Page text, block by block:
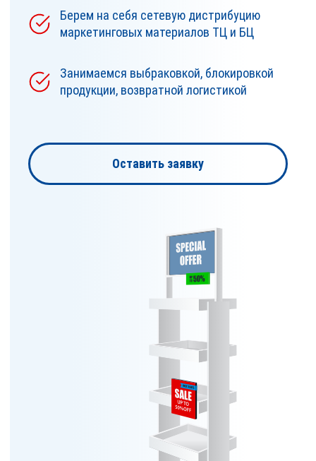
Берем на себя сетевую дистрибуцию
маркетинговых материалов ТЦ и БЦ
Занимаемся выбраковкой, блокировкой
продукции, возвратной логистикой
Оставить заявку